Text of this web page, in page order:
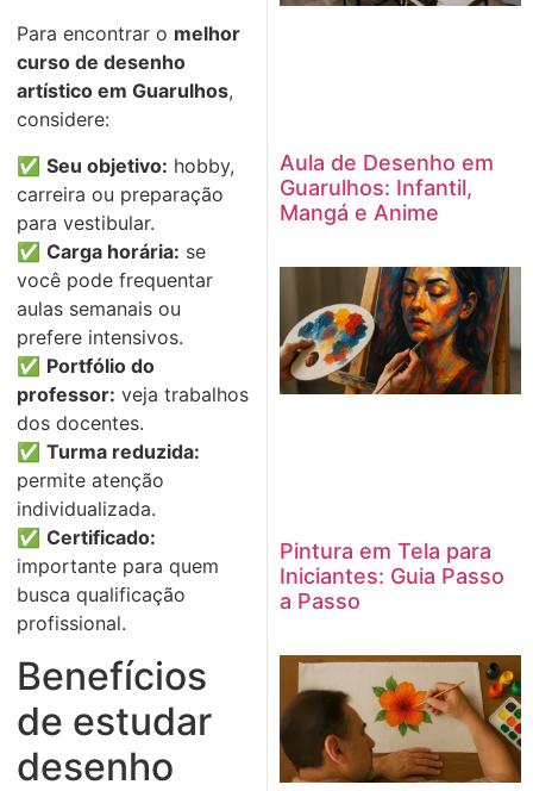
Para encontrar o melhor
curso de desenho
artístico em Guarulhos,
considere:
✅Seu objetivo: hobby,
carreira ou preparação
para vestibular.
✅Carga horária: se
você pode frequentar
aulas semanais ou
prefere intensivos.
✅ Portfólio do
professor: veja trabalhos
dos docentes.
✅Turma reduzida:
permite atenção
individualizada.
✅Certificado:
importante para quem
busca qualificação
profissional.
Benefícios
de estudar
desenho
Aula de Desenho em
Guarulhos: Infantil,
Mangá e Anime
Pintura em Tela para
Iniciantes: Guia Passo
a Passo